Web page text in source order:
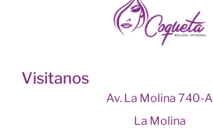
Visitanos
Av. La Molina 740-A
La Molina